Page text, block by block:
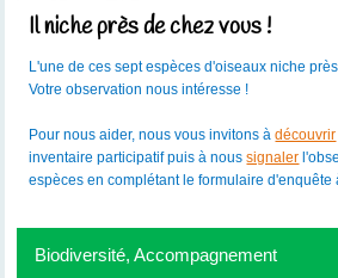
Il niche près de chez vous !
L'une de ces sept espèces d'oiseaux niche
Votre observation nous intéresse !
Pour nous aider, nous vous invitons àdécouvrir
inventaire participatif puis à nous signaler
espèces en complétant le formulaire d'enquête
Biodiversité, Accompagnement